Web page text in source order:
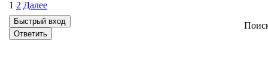
1 2 Далее